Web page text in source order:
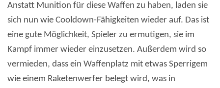
Anstatt Munition für diese Waffen zu haben, laden sie
sich nun wie Cooldown-Fähigkeiten wieder auf. Das ist
eine gute Möglichkeit, Spieler zu ermutigen, sie im
Kampf immer wieder einzusetzen. Außerdem wird so
vermieden, dass ein Waffenplatz mit etwas Sperrigem
wie einem Raketenwerfer belegt wird, was in